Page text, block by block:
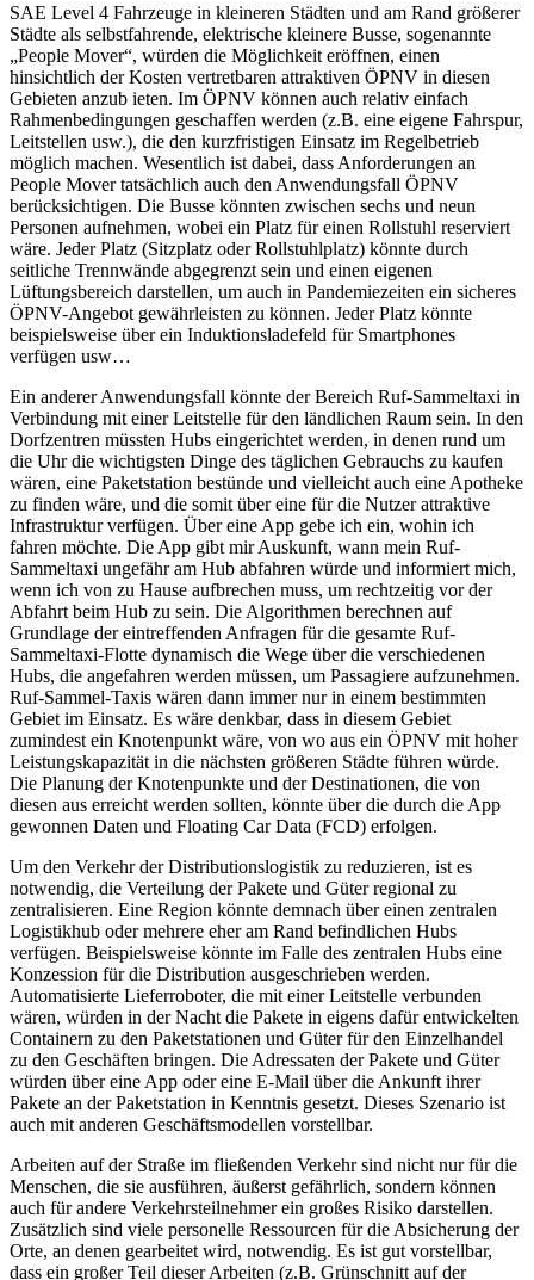
SAE Level 4 Fahrzeuge in kleineren Städten und am Rand größerer
Städte als selbstfahrende, elektrische kleinere Busse, sogenannte
„People Mover“, würden die Möglichkeit eröffnen, einen
hinsichtlich der Kosten vertretbaren attraktiven ÖPNV in diesen
Gebieten anzub ieten. Im ÖPNV können auch relativ einfach
Rahmenbedingungen geschaffen werden (z.B. eine eigene Fahrspur,
Leitstellen usw.), die den kurzfristigen Einsatz im Regelbetrieb
möglich machen. Wesentlich ist dabei, dass Anforderungen an
People Mover tatsächlich auch den Anwendungsfall ÖPNV
berücksichtigen. Die Busse könnten zwischen sechs und neun
Personen aufnehmen, wobei ein Platz für einen Rollstuhl reserviert
wäre. Jeder Platz (Sitzplatz oder Rollstuhlplatz) könnte durch
seitliche Trennwände abgegrenzt sein und einen eigenen
Lüftungsbereich darstellen, um auch in Pandemiezeiten ein sicheres
ÖPNV-Angebot gewährleisten zu können. Jeder Platz könnte
beispielsweise über ein Induktionsladefeld für Smartphones
verfügen usw…
Ein anderer Anwendungsfall könnte der Bereich Ruf-Sammeltaxi in
Verbindung mit einer Leitstelle für den ländlichen Raum sein. In den
Dorfzentren müssten Hubs eingerichtet werden, in denen rund um
die Uhr die wichtigsten Dinge des täglichen Gebrauchs zu kaufen
wären, eine Paketstation bestünde und vielleicht auch eine Apotheke
zu finden wäre, und die somit über eine für die Nutzer attraktive
Infrastruktur verfügen. Über eine App gebe ich ein, wohin ich
fahren möchte. Die App gibt mir Auskunft, wann mein Ruf-
Sammeltaxi ungefähr am Hub abfahren würde und informiert mich,
wenn ich von zu Hause aufbrechen muss, um rechtzeitig vor der
Abfahrt beim Hub zu sein. Die Algorithmen berechnen auf
Grundlage der eintreffenden Anfragen für die gesamte Ruf-
Sammeltaxi-Flotte dynamisch die Wege über die verschiedenen
Hubs, die angefahren werden müssen, um Passagiere aufzunehmen.
Ruf-Sammel-Taxis wären dann immer nur in einem bestimmten
Gebiet im Einsatz. Es wäre denkbar, dass in diesem Gebiet
zumindest ein Knotenpunkt wäre, von wo aus ein ÖPNV mit hoher
Leistungskapazität in die nächsten größeren Städte führen würde.
Die Planung der Knotenpunkte und der Destinationen, die von
diesen aus erreicht werden sollten, könnte über die durch die App
gewonnen Daten und Floating Car Data (FCD) erfolgen.
Um den Verkehr der Distributionslogistik zu reduzieren, ist es
notwendig, die Verteilung der Pakete und Güter regional zu
zentralisieren. Eine Region könnte demnach über einen zentralen
Logistikhub oder mehrere eher am Rand befindlichen Hubs
verfügen. Beispielsweise könnte im Falle des zentralen Hubs eine
Konzession für die Distribution ausgeschrieben werden.
Automatisierte Lieferroboter, die mit einer Leitstelle verbunden
wären, würden in der Nacht die Pakete in eigens dafür entwickelten
Containern zu den Paketstationen und Güter für den Einzelhandel
zu den Geschäften bringen. Die Adressaten der Pakete und Güter
würden über eine App oder eine E-Mail über die Ankunft ihrer
Pakete an der Paketstation in Kenntnis gesetzt. Dieses Szenario ist
auch mit anderen Geschäftsmodellen vorstellbar.
Arbeiten auf der Straße im fließenden Verkehr sind nicht nur für die
Menschen, die sie ausführen, äußerst gefährlich, sondern können
auch für andere Verkehrsteilnehmer ein großes Risiko darstellen.
Zusätzlich sind viele personelle Ressourcen für die Absicherung der
Orte, an denen gearbeitet wird, notwendig. Es ist gut vorstellbar,
dass ein großer Teil dieser Arbeiten (z.B. Grünschnitt auf der